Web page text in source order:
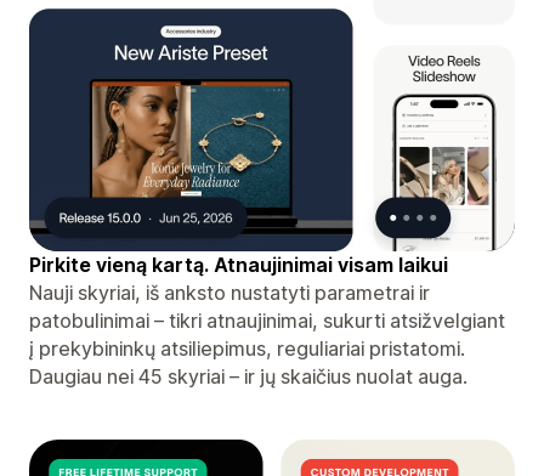
Pirkite vieną kartą. Atnaujinimai visam laikui
Nauji skyriai, iš anksto nustatyti parametrai ir
patobulinimai – tikri atnaujinimai, sukurti atsižvelgiant
į prekybininkų atsiliepimus, reguliariai pristatomi.
Daugiau nei 45 skyriai – ir jų skaičius nuolat auga.